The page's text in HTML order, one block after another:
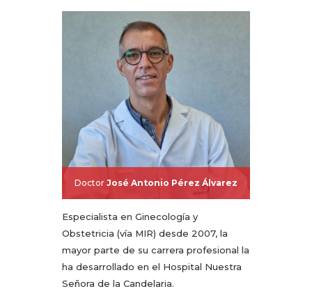
Doctor José Antonio Pérez Álvarez
Especialista en Ginecología y
Obstetricia (vía MIR) desde 2007, la
mayor parte de su carrera profesional la
ha desarrollado en el Hospital Nuestra
Señora de la Candelaria.